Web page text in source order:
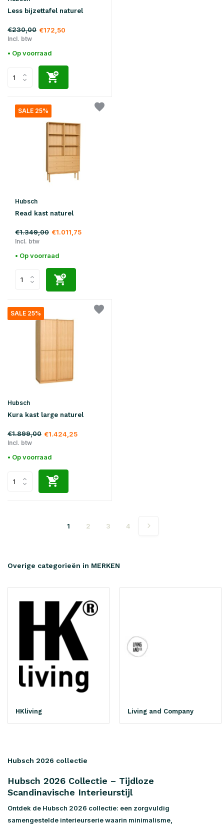
Less bijzettafel naturel
€230,00 €172,50
Incl. btw
• Op voorraad
SALE 25%
Hubsch
Read kast naturel
€1.349,00 €1.011,75
Incl. btw
• Op voorraad
SALE 25%
Hubsch
Kura kast large naturel
€1.899,00 €1.424,25
Incl. btw
• Op voorraad
1 2 3 4
Overige categorieën in MERKEN
HKliving Living and Company
Hubsch 2026 collectie
Hubsch 2026 Collectie – Tijdloze
Scandinavische Interieurstijl
Ontdek de Hubsch 2026 collectie: een zorgvuldig
samengestelde interieurserie waarin minimalisme,